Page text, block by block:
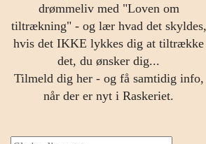
drømmeliv med "Loven om
tiltrækning" - og lær hvad det skyldes,
hvis det IKKE lykkes dig at tiltrække
det, du ønsker dig...
Tilmeld dig her - og få samtidig info,
når der er nyt i Raskeriet.